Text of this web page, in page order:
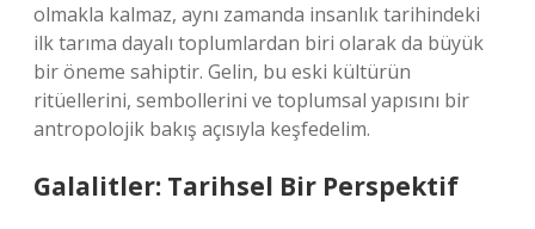
olmakla kalmaz, aynı zamanda insanlık tarihindeki
ilk tarıma dayalı toplumlardan biri olarak da büyük
bir öneme sahiptir. Gelin, bu eski kültürün
ritüellerini, sembollerini ve toplumsal yapısını bir
antropolojik bakış açısıyla keşfedelim.
Galalitler: Tarihsel Bir Perspektif